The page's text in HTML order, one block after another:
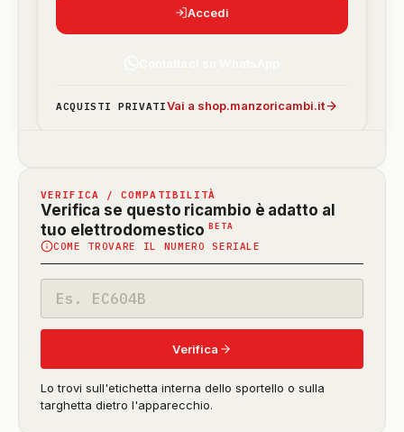
Accedi
ACQUISTI PRIVATIVai a shop.manzoricambi.it
VERIFICA / COMPATIBILITÀ
Verifica se questo ricambio è adatto al
tuo elettrodomestico BETA
in
beta)
COME TROVARE IL NUMERO SERIALE
modello
Verifica
Lo trovi sull'etichetta interna dello sportello o sulla
targhetta dietro l'apparecchio.